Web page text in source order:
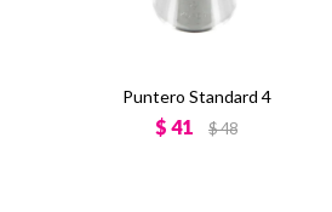
Puntero Standard 4
$ 41 $48